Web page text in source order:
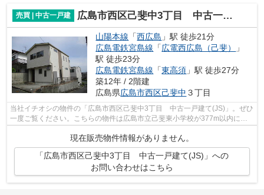
売買 | 中古一戸建 広島市西区己斐中3丁目 中古一戸建て(JS)
山陽本線 「西広島 」駅 徒歩21分
広島電鉄宮島線 「広電西広島（己斐）
」
駅 徒歩23分
広島電鉄宮島線 「東高須 」駅 徒歩27分
築12年 / 2階建
広島県広島市西区己斐中 ３丁目
当社イチオシの物件の「広島市西区己斐中3丁目 中古一戸建て(JS)」。ぜひ
一度ご覧ください。こちらの物件は広島市立己斐東小学校が377m以内にあ
ります。中古戸建てながら、室内はとて...
現在販売物件情報がありません。
「広島市西区己斐中3丁目 中古一戸建て(JS)」への
お問い合わせはこちら